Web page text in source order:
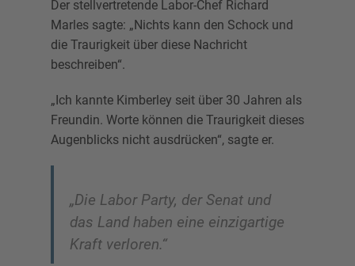
Der stellvertretende Labor-Chef Richard
Marles sagte: „Nichts kann den Schock und
die Traurigkeit über diese Nachricht
beschreiben“.
„Ich kannte Kimberley seit über 30 Jahren als
Freundin. Worte können die Traurigkeit dieses
Augenblicks nicht ausdrücken“, sagte er.
„Die Labor Party, der Senat und
das Land haben eine einzigartige
Kraft verloren.“